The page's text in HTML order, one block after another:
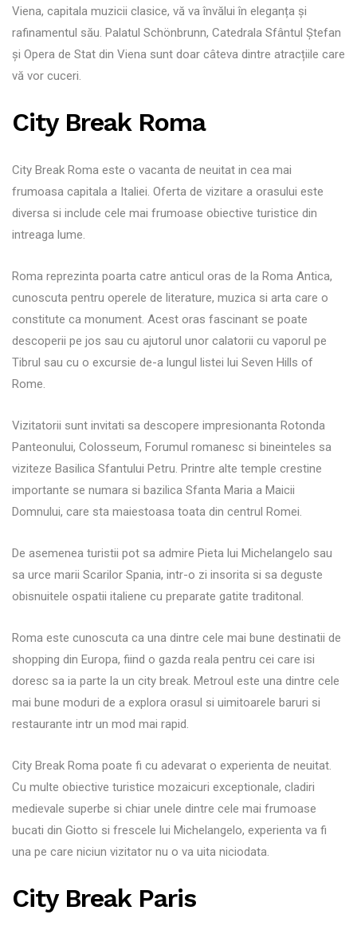
Viena, capitala muzicii clasice, vă va învălui în eleganța și
rafinamentul său. Palatul Schönbrunn, Catedrala Sfântul Ștefan
și Opera de Stat din Viena sunt doar câteva dintre atracțiile care
vă vor cuceri.
City Break Roma
City Break Roma este o vacanta de neuitat in cea mai
frumoasa capitala a Italiei. Oferta de vizitare a orasului este
diversa si include cele mai frumoase obiective turistice din
intreaga lume.
Roma reprezinta poarta catre anticul oras de la Roma Antica,
cunoscuta pentru operele de literature, muzica si arta care o
constitute ca monument. Acest oras fascinant se poate
descoperii pe jos sau cu ajutorul unor calatorii cu vaporul pe
Tibrul sau cu o excursie de-a lungul listei lui Seven Hills of
Rome.
Vizitatorii sunt invitati sa descopere impresionanta Rotonda
Panteonului, Colosseum, Forumul romanesc si bineinteles sa
viziteze Basilica Sfantului Petru. Printre alte temple crestine
importante se numara si bazilica Sfanta Maria a Maicii
Domnului, care sta maiestoasa toata din centrul Romei.
De asemenea turistii pot sa admire Pieta lui Michelangelo sau
sa urce marii Scarilor Spania, intr-o zi insorita si sa deguste
obisnuitele ospatii italiene cu preparate gatite traditonal.
Roma este cunoscuta ca una dintre cele mai bune destinatii de
shopping din Europa, fiind o gazda reala pentru cei care isi
doresc sa ia parte la un city break. Metroul este una dintre cele
mai bune moduri de a explora orasul si uimitoarele baruri si
restaurante intr un mod mai rapid.
City Break Roma poate fi cu adevarat o experienta de neuitat.
Cu multe obiective turistice mozaicuri exceptionale, cladiri
medievale superbe si chiar unele dintre cele mai frumoase
bucati din Giotto si frescele lui Michelangelo, experienta va fi
una pe care niciun vizitator nu o va uita niciodata.
City Break Paris